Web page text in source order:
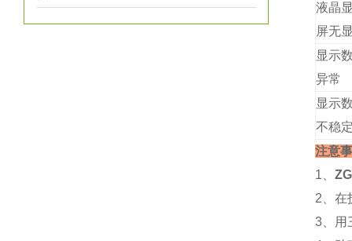
液晶
屏无
显示
异常
显示
不稳
注意
1、
2、在
3、用